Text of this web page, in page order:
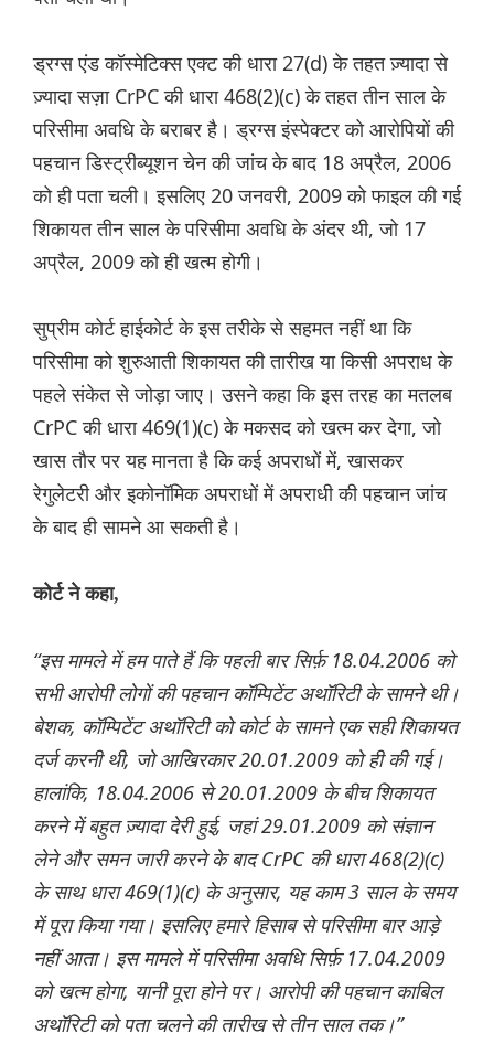
ड्रग्स एंड कॉस्मेटिक्स एक्ट की धारा 27(d) के तहत ज़्यादा से
ज़्यादा सज़ा CrPC की धारा 468(2)(c) के तहत तीन साल के
परिसीमा अवधि के बराबर है। ड्रग्स इंस्पेक्टर को आरोपियों की
पहचान डिस्ट्रीब्यूशन चेन की जांच के बाद 18 अप्रैल, 2006
को ही पता चली। इसलिए 20 जनवरी, 2009 को फाइल की गई
शिकायत तीन साल के परिसीमा अवधि के अंदर थी, जो 17
अप्रैल, 2009 को ही खत्म होगी।
सुप्रीम कोर्ट हाईकोर्ट के इस तरीके से सहमत नहीं था कि
परिसीमा को शुरुआती शिकायत की तारीख या किसी अपराध के
पहले संकेत से जोड़ा जाए। उसने कहा कि इस तरह का मतलब
CrPC की धारा 469(1)(c) के मकसद को खत्म कर देगा, जो
खास तौर पर यह मानता है कि कई अपराधों में, खासकर
रेगुलेटरी और इकोनॉमिक अपराधों में अपराधी की पहचान जांच
के बाद ही सामने आ सकती है।
कोर्ट ने कहा,
“इस मामले में हम पाते हैं कि पहली बार सिर्फ़ 18.04.2006 को
सभी आरोपी लोगों की पहचान कॉम्पिटेंट अथॉरिटी के सामने थी।
बेशक, कॉम्पिटेंट अथॉरिटी को कोर्ट के सामने एक सही शिकायत
दर्ज करनी थी, जो आखिरकार 20.01.2009 को ही की गई।
हालांकि, 18.04.2006 से 20.01.2009 के बीच शिकायत
करने में बहुत ज़्यादा देरी हुई, जहां 29.01.2009 को संज्ञान
लेने और समन जारी करने के बाद CrPC की धारा 468(2)(c)
के साथ धारा 469(1)(c) के अनुसार, यह काम 3 साल के समय
में पूरा किया गया। इसलिए हमारे हिसाब से परिसीमा बार आड़े
नहीं आता। इस मामले में परिसीमा अवधि सिर्फ़ 17.04.2009
को खत्म होगा, यानी पूरा होने पर। आरोपी की पहचान काबिल
अथॉरिटी को पता चलने की तारीख से तीन साल तक।”